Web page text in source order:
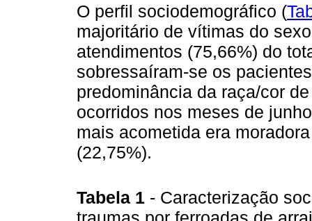
O perfil sociodemográfico (
majoritário de vítimas do
atendimentos (75,66%) do
sobressaíram-se os
predominância da raça/cor
ocorridos nos meses de
mais acometida era
(22,75%).
Tabela 1 - Caracterização